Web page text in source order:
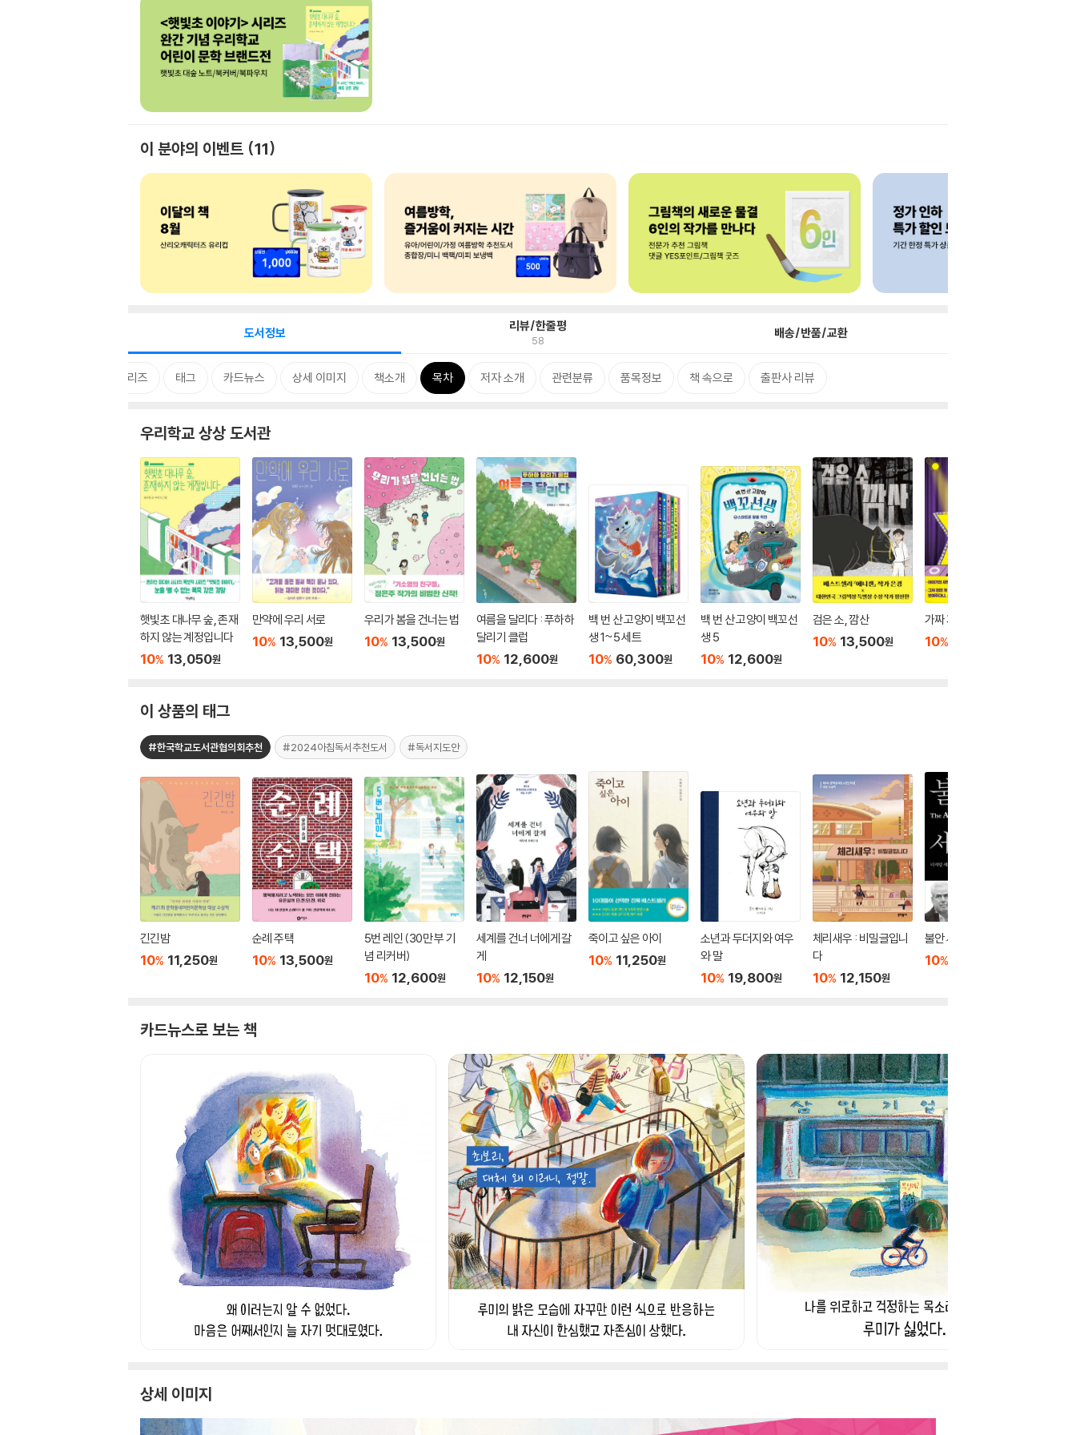
이 분야의 이벤트 11
도서정보 리뷰/한줄평
58 배송/반품/교환
시리즈 태그 카드뉴스 상세 이미지 책소개 목차 저자 소개 관련분류 품목정보 책 속으로 출판사 리뷰
우리학교 상상 도서관
햇빛초 대나무 숲, 존재
하지 않는 계정입니다
10% 13,050원
만약에 우리 서로
10% 13,500원
우리가 봄을 건너는 법
10% 13,500원
여름을 달리다 : 푸하하
달리기 클럽
10% 12,600원
백 번 산 고양이 백꼬선
생 1~5 세트
10% 60,300원
백 번 산 고양이 백꼬선
생 5
10% 12,600원
검은 소, 깜산
10% 13,500원
가짜 가족
10%
이 상품의 태그
#한국학교도서관협의회추천 #2024아침독서추천도서 #독서지도안
긴긴밤
10% 11,250원
순례 주택
10% 13,500원
5번 레인 (30만 부 기
념 리커버)
10% 12,600원
세계를 건너 너에게 갈
게
10% 12,150원
죽이고 싶은 아이
10% 11,250원
소년과 두더지와 여우
와 말
10% 19,800원
체리새우 : 비밀글입니
다
10% 12,150원
불안 세대
10%
카드뉴스로 보는 책
상세 이미지